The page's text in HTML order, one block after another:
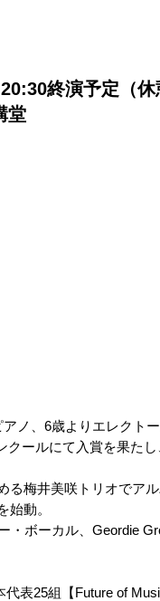
終演予定（休
堂
ノ、6歳よりエレクトー
ールにて入賞を果たし
る梅井美咲トリオでア
始動。
・ボーカル、Geordie
表25組【Future of